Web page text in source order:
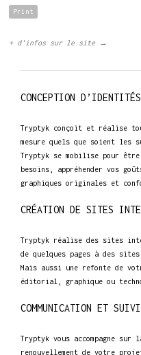
Print
+ d'infos sur le site →
CONCEPTION
Tryptyk conçoit et réalise
mesure quels que soient les
Tryptyk se mobilise pour être
besoins, appréhender vos
graphiques originales et
CRÉATION DE SITES
Tryptyk réalise des sites
de quelques pages à des
Mais aussi une refonte de
éditorial, graphique ou
COMMUNICATION ET
Tryptyk vous accompagne
renouvellement de votre